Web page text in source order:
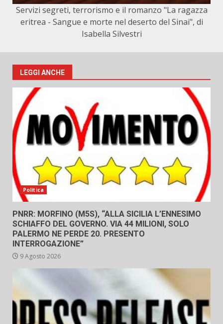
Servizi segreti, terrorismo e il romanzo "La ragazza
eritrea - Sangue e morte nel deserto del Sinai", di
Isabella Silvestri
LEGGI ANCHE
Politica
PNRR: MORFINO (M5S), “ALLA SICILIA L’ENNESIMO
SCHIAFFO DEL GOVERNO. VIA 44 MILIONI, SOLO
PALERMO NE PERDE 20. PRESENTO
INTERROGAZIONE”
9 Agosto 2026